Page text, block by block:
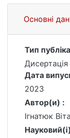
Основні
Тип
Дисертація
Дата
2023
Автор(и) :
Ігнатюк